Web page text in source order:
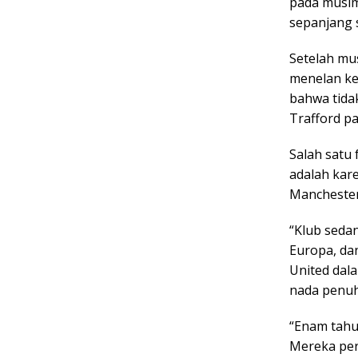
sepanjang
Setelah
menelan
bahwa
Trafford
Salah satu
adalah
“Klub
Europa,
United
nada
“Enam
Mereka